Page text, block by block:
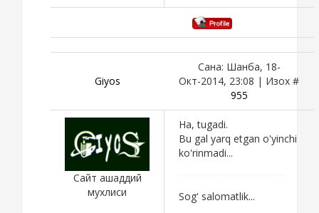
Giyos
Сана: Шанба, 18-
Окт-2014, 23:08 | Изох #
955
Сайт ашаддий
мухлиси
Ha, tugadi.
Bu gal yarq etgan o'yinchi
ko'rinmadi...
Sog' salomatlik...